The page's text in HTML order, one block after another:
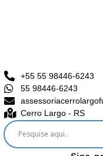
+55 55 98446-6243
55 98446-6243
Cerro Largo - RS